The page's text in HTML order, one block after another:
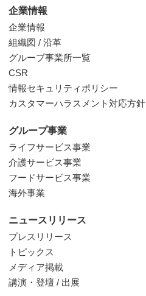
企業情報
企業情報
組織図 / 沿革
グループ事業所一覧
CSR
情報セキュリティポリシー
カスタマーハラスメント対応方針
グループ事業
ライフサービス事業
介護サービス事業
フードサービス事業
海外事業
ニュースリリース
プレスリリース
トピックス
メディア掲載
講演・登壇 / 出展